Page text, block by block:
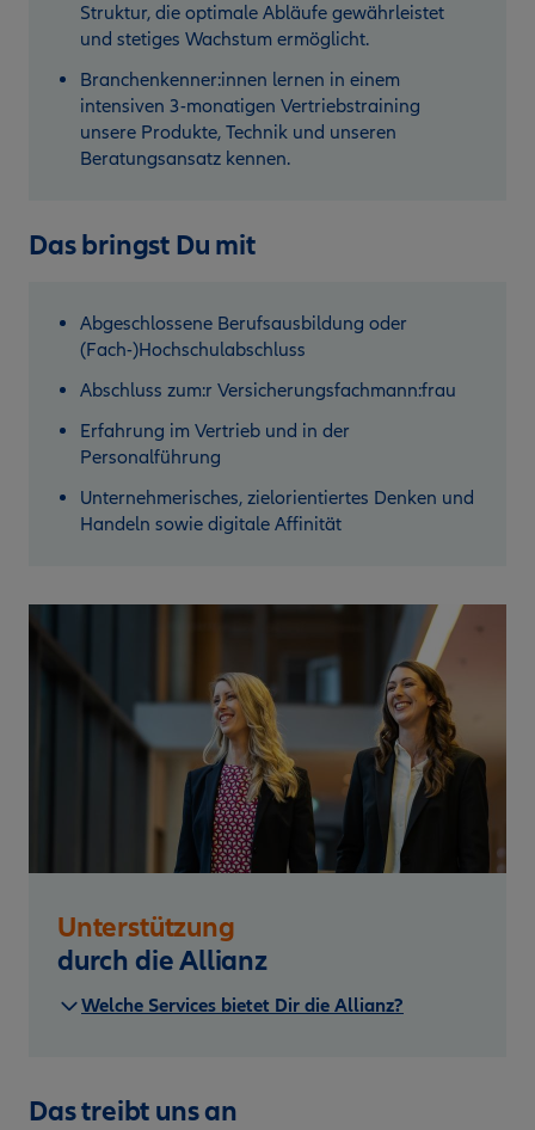
Struktur, die optimale Abläufe gewährleistet
und stetiges Wachstum ermöglicht.
Branchenkenner:innen lernen in einem
intensiven 3-monatigen Vertriebstraining
unsere Produkte, Technik und unseren
Beratungsansatz kennen.
Das bringst Du mit
Abgeschlossene Berufsausbildung oder
(Fach-)Hochschulabschluss
Abschluss zum:r Versicherungsfachmann:frau
Erfahrung im Vertrieb und in der
Personalführung
Unternehmerisches, zielorientiertes Denken und
Handeln sowie digitale Affinität
Unterstützung
durch die Allianz
Welche Services bietet Dir die Allianz?
Das treibt uns an